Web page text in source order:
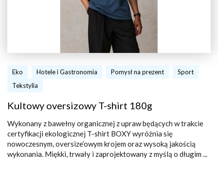
Eko Hotele i Gastronomia Pomysł na prezent
Sport
Tekstylia
Kultowy oversizowy T-shirt 180g
Wykonany z bawełny organicznej z upraw będących w trakcie
certyfikacji ekologicznej T-shirt BOXY wyróżnia się
nowoczesnym, oversize’owym krojem oraz wysoką jakością
wykonania. Miękki, trwały i zaprojektowany z myślą o długim ...